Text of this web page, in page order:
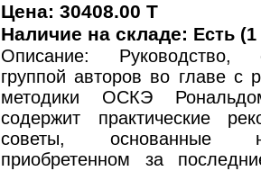
Цена: 30408.00 T
Наличие на складе: Есть
Описание: Руководство,
группой авторов во главе с
методики ОСКЭ
содержит практические
советы, основанные
приобретенном за